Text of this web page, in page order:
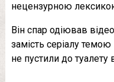
нецензурною
Він спар одіював
замість серіалу
не пустили до туалету